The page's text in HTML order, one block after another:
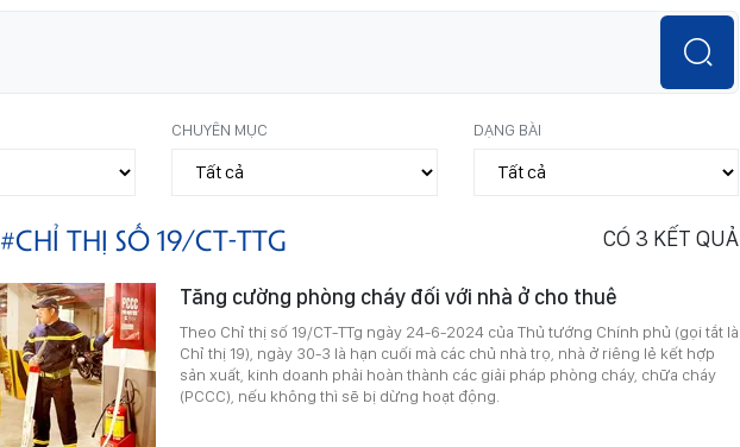
CHUYÊN MỤC DẠNG BÀI
#CHỈ THỊ SỐ 19/CT-TTG CÓ 3 KẾT QUẢ
Tăng cường phòng cháy đối với nhà ở cho thuê
Theo Chỉ thị số 19/CT-TTg ngày 24-6-2024 của Thủ tướng Chính phủ (gọi tắt là
Chỉ thị 19), ngày 30-3 là hạn cuối mà các chủ nhà trọ, nhà ở riêng lẻ kết hợp
sản xuất, kinh doanh phải hoàn thành các giải pháp phòng cháy, chữa cháy
(PCCC), nếu không thì sẽ bị dừng hoạt động.